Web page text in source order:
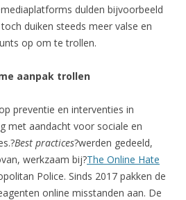
dulden bijvoorbeeld
duiken steeds meer valse en
op om te trollen.
aanpak trollen
preventie en interventies in
met aandacht voor sociale en
Best practices?werden gedeeld,
werkzaam bij?The Online Hate
Police. Sinds 2017 pakken de
online misstanden aan. De